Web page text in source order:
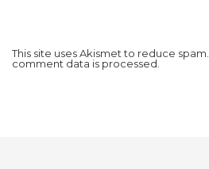
This site uses Akismet to reduce spam.
comment data is processed.